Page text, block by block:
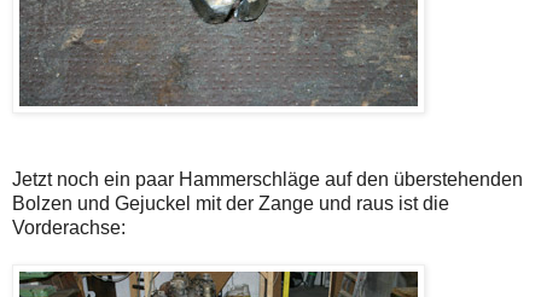
Jetzt noch ein paar Hammerschläge auf den überstehenden
Bolzen und Gejuckel mit der Zange und raus ist die
Vorderachse: